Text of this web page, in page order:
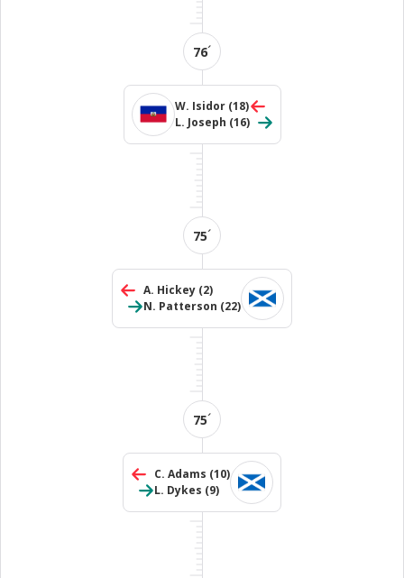
76´
W. Isidor (18)
L. Joseph (16)
75´
A. Hickey (2)
N. Patterson (22)
75´
C. Adams (10)
L. Dykes (9)